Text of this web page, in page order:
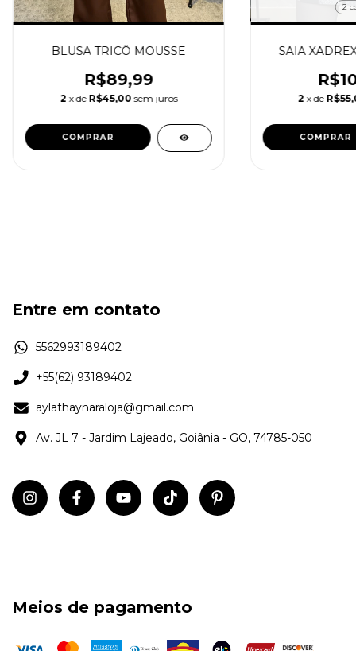
BLUSA TRICÔ MOUSSE
R$89,99
2 x de R$45,00 sem juros
COMPRAR
2
SAIA
2 x de
COMPRAR
Entre em contato
5562993189402
+55(62) 93189402
aylathaynaraloja@gmail.com
Av. JL 7 - Jardim Lajeado, Goiânia - GO, 74785-050
Meios de pagamento